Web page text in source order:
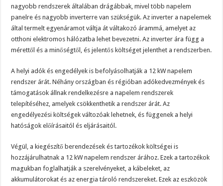
nagyobb rendszerek általában drágábbak, mivel több napelem
panelre és nagyobb inverterre van szükségük. Az inverter a napelemek
által termelt egyenáramot váltja át váltakozó árammá, amelyet az
otthoni elektromos hálózatba lehet bevezetni. Az inverter ára függ a
mérettől és a minőségtől, és jelentős költséget jelenthet a rendszerben.
A helyi adók és engedélyek is befolyásolhatják a 12 kW napelem
rendszer árát. Néhány országban és régióban adókedvezmények és
támogatások állnak rendelkezésre a napelem rendszerek
telepítéséhez, amelyek csökkenthetik a rendszer árát. Az
engedélyezési költségek változóak lehetnek, és függenek a helyi
hatóságok előírásaitól és eljárásaitól.
Végül, a kiegészítő berendezések és tartozékok költségei is
hozzájárulhatnak a 12 kW napelem rendszer árához. Ezek a tartozékok
magukban foglalhatják a szerelvényeket, a kábeleket, az
akkumulátorokat és az energia tároló rendszereket. Ezek az eszközök